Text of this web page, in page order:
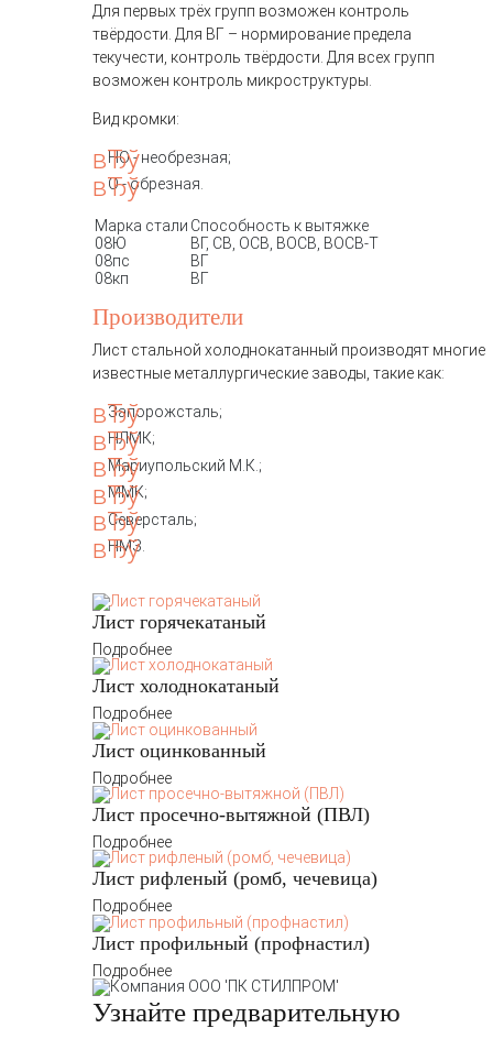
Для первых трёх групп возможен контроль
твёрдости. Для ВГ – нормирование предела
текучести, контроль твёрдости. Для всех групп
возможен контроль микроструктуры.
Вид кромки:
НО - необрезная;
О - обрезная.
Марка стали Способность к вытяжке
08Ю
ВГ, СВ, ОСВ, ВОСВ, ВОСВ-Т
08пс
ВГ
08кп
ВГ
Производители
Лист стальной холоднокатанный производят многие
известные металлургические заводы, такие как:
Запорожсталь;
НЛМК;
Мариупольский М.К.;
ММК;
Северсталь;
НМЗ.
Лист горячекатаный
Подробнее
Лист холоднокатаный
Подробнее
Лист оцинкованный
Подробнее
Лист просечно-вытяжной (ПВЛ)
Подробнее
Лист рифленый (ромб, чечевица)
Подробнее
Лист профильный (профнастил)
Подробнее
Узнайте предварительную